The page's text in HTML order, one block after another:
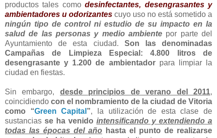
productos tales comodesinfectantes, desengrasantes y
ambientadores u odorizantes cuyo uso no está sometido a
ningún tipo de control ni estudio de su impacto en la
salud de las personas y medio ambiente por parte del
Ayuntamiento de esta ciudad. Son las denominadas
Campañas de Limpieza Especial: 4.800 litros de
desengrasante y 1.200 de ambientadorpara limpiar la
ciudad en fiestas.
Sin embargo, desde principios de verano del 2011,
coincidiendo con el nombramiento de la ciudad de Vitoria
como “Green Capital ”, la utilización de esta clase de
sustancias se ha venido intensificando y extendiendo a
todas las épocas del año hasta el punto de realizarse